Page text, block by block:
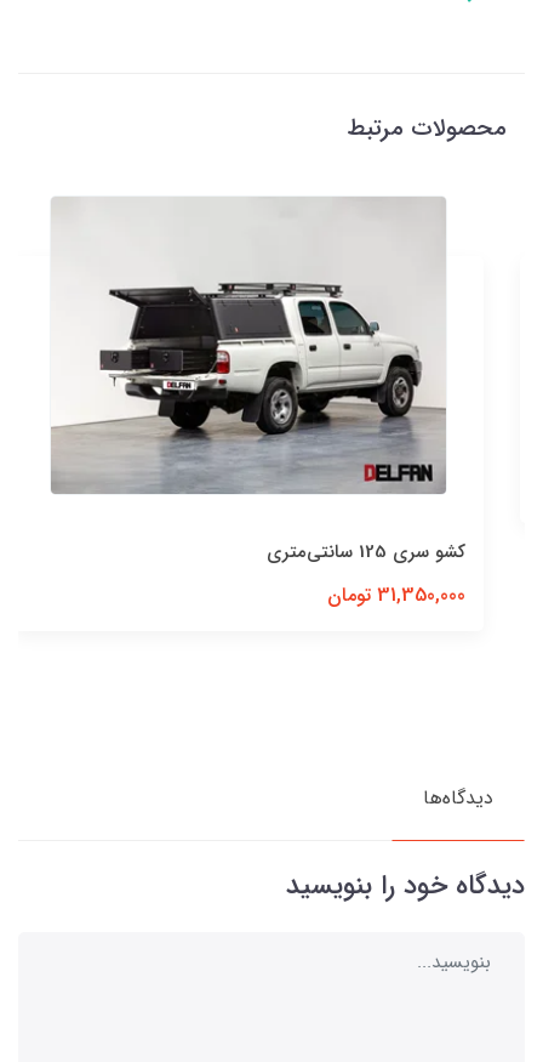
محصولات مرتبط
کشو سری 125 سانتی‌متری
31,350,000 تومان
دیدگاه‌ها
دیدگاه خود را بنویسید